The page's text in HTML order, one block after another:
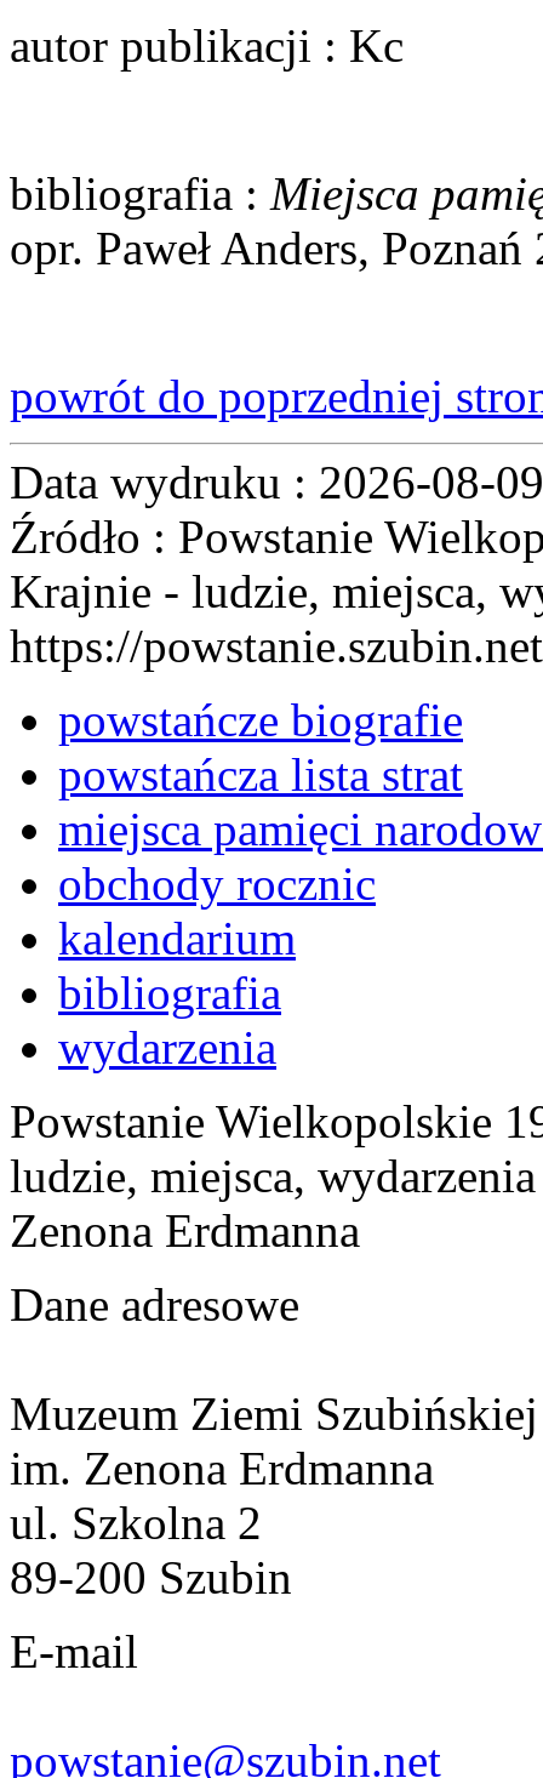
autor publikacji : Kc
bibliografia : Miejsca
opr. Paweł Anders, Poznań
powrót do poprzedniej
Data wydruku : 2026-08-09
Źródło : Powstanie
Krajnie - ludzie, miejsca,
https://powstanie.szubin.net
powstańcze biografie
powstańcza lista strat
miejsca pamięci
obchody rocznic
kalendarium
bibliografia
wydarzenia
Powstanie Wielkopolskie
ludzie, miejsca,
Zenona Erdmanna
Dane adresowe
Muzeum Ziemi Szubińskiej
im. Zenona Erdmanna
ul. Szkolna 2
89-200 Szubin
E-mail
powstanie@szubin.net